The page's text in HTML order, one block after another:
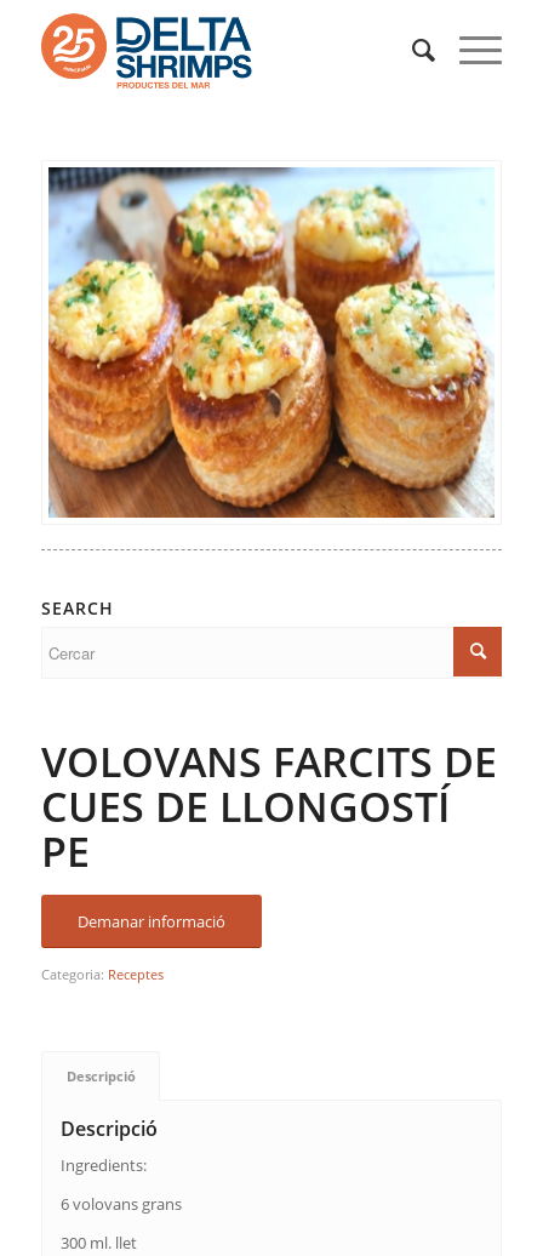
SEARCH
VOLOVANS FARCITS DE
CUES DE LLONGOSTÍ
PE
Demanar informació
Categoria: Receptes
Descripció
Descripció
Ingredients:
6 volovans grans
300 ml. llet